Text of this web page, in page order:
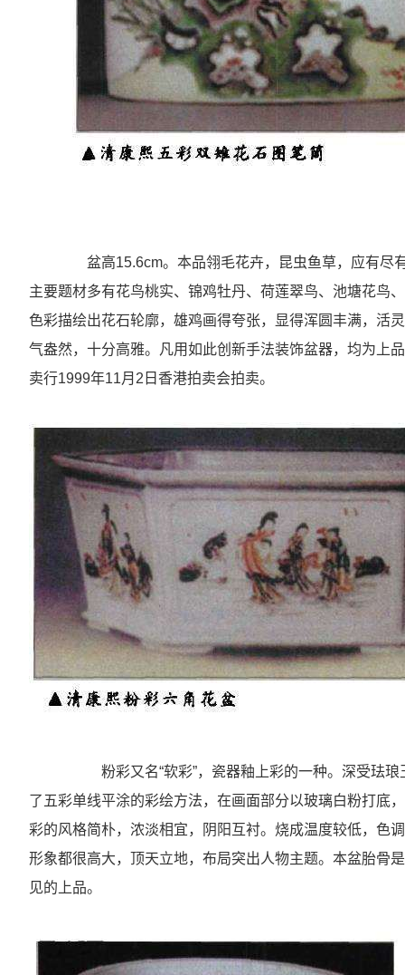
盆高15.6cm。本品翎毛花卉，昆虫鱼草，应有尽
主要题材多有花鸟桃实、锦鸡牡丹、荷莲翠鸟、池塘花鸟
色彩描绘出花石轮廓，雄鸡画得夸张，显得浑圆丰满，活
气盎然，十分高雅。凡用如此创新手法装饰盆器，均为上
卖行1999年11月2日香港拍卖会拍卖。
粉彩又名“软彩”，瓷器釉上彩的一种。深受珐琅
了五彩单线平涂的彩绘方法，在画面部分以玻璃白粉打底
彩的风格简朴，浓淡相宜，阴阳互衬。烧成温度较低，色
形象都很高大，顶天立地，布局突出人物主题。本盆胎骨
见的上品。